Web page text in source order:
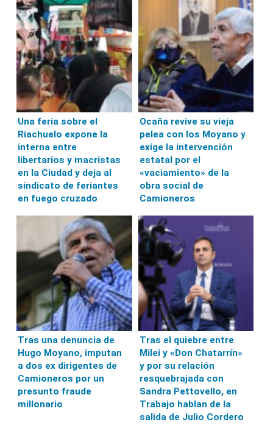
Una feria sobre el
Riachuelo expone la
interna entre
libertarios y macristas
en la Ciudad y deja al
sindicato de feriantes
en fuego cruzado
Ocaña revive su vieja
pelea con los Moyano y
exige la intervención
estatal por el
«vaciamiento» de la
obra social de
Camioneros
Tras una denuncia de
Hugo Moyano, imputan
a dos ex dirigentes de
Camioneros por un
presunto fraude
millonario
Tras el quiebre entre
Milei y «Don Chatarrín»
y por su relación
resquebrajada con
Sandra Pettovello, en
Trabajo hablan de la
salida de Julio Cordero